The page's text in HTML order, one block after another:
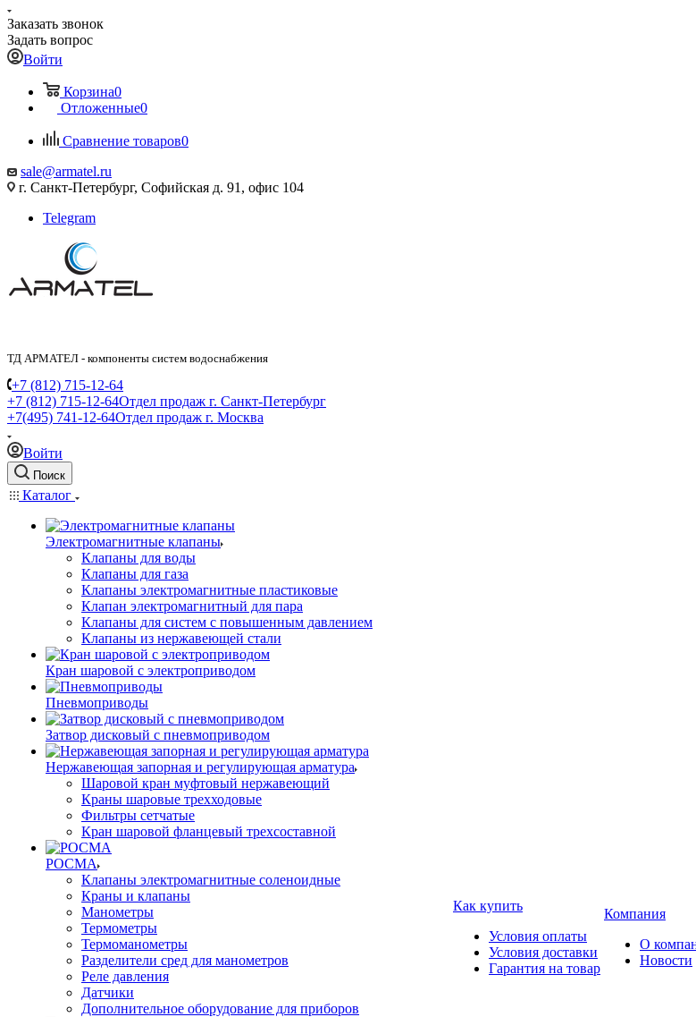
Заказать звонок
Задать вопрос
Войти
Корзина0
Отложенные0
Сравнение товаров0
sale@armatel.ru
г. Санкт-Петербург, Софийская д. 91, офис 104
Telegram
ТД АРМАТЕЛ - компоненты систем водоснабжения
+7 (812) 715-12-64
+7 (812) 715-12-64Отдел продаж г. Санкт-Петербург
+7(495) 741-12-64Отдел продаж г. Москва
Войти
Поиск
Каталог
Электромагнитные клапаны
Клапаны для воды
Клапаны для газа
Клапаны электромагнитные пластиковые
Клапан электромагнитный для пара
Клапаны для систем с повышенным давлением
Клапаны из нержавеющей стали
Кран шаровой с электроприводом
Пневмоприводы
Затвор дисковый с пневмоприводом
Нержавеющая запорная и регулирующая арматура
Шаровой кран муфтовый нержавеющий
Краны шаровые трехходовые
Фильтры сетчатые
Кран шаровой фланцевый трехсоставной
РОСМА
Клапаны электромагнитные соленоидные
Краны и клапаны
Манометры
Термометры
Термоманометры
Разделители сред для манометров
Реле давления
Датчики
Дополнительное оборудование для приборов
Как купить
Условия оплаты
Условия доставки
Гарантия на товар
Компания
О
Новости